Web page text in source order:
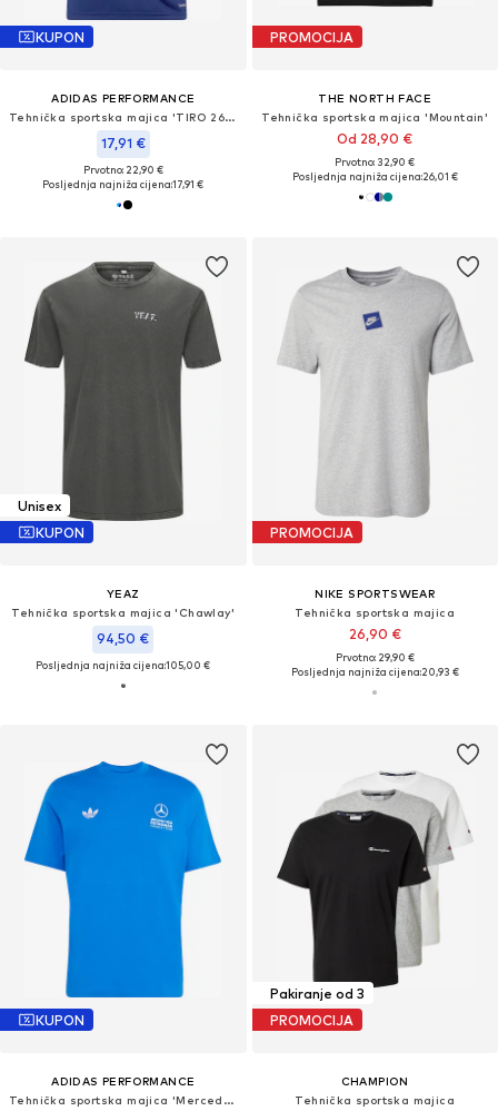
KUPON
ADIDAS PERFORMANCE
Tehnička sportska majica 'TIRO 26 ESSENTIALS'
17,91 €
Prvotno: 22,90 €
Posljednja najniža cijena:17,91 €
PROMOCIJA
THE NORTH FACE
Tehnička sportska majica 'Mountain'
Od 28,90 €
Prvotno: 32,90 €
Posljednja najniža cijena:26,01 €
Unisex
KUPON
YEAZ
Tehnička sportska majica 'Chawlay'
94,50 €
Posljednja najniža cijena:105,00 €
PROMOCIJA
NIKE SPORTSWEAR
Tehnička sportska majica
26,90 €
Prvotno: 29,90 €
Posljednja najniža cijena:20,93 €
KUPON
ADIDAS PERFORMANCE
Tehnička sportska majica 'Mercedes-AMG Petronas Formula 1 Team'
Pakiranje od 3
PROMOCIJA
CHAMPION
Tehnička sportska majica